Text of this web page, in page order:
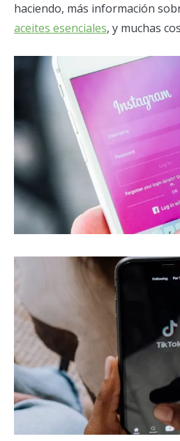
haciendo, más información
aceites esenciales, y muchas